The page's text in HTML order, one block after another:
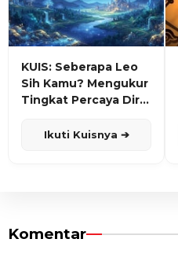
KUIS: Seberapa Leo
Sih Kamu? Mengukur
Tingkat Percaya Diri
Ikuti Kuisnya ➔
Komentar